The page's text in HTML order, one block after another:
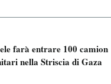
farà entrare 100 camion
nella Striscia di Gaza